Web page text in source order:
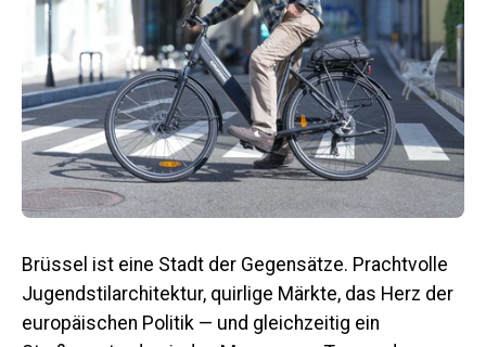
Brüssel ist eine Stadt der Gegensätze. Prachtvolle
Jugendstilarchitektur, quirlige Märkte, das Herz der
europäischen Politik — und gleichzeitig ein